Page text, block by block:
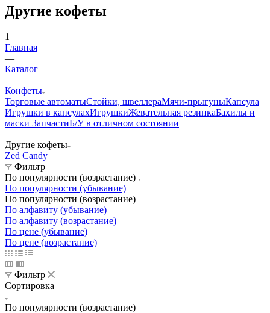
Другие кофеты
1
Главная
—
Каталог
—
Конфеты
Торговые автоматыСтойки, швеллераМячи-прыгуныКапсула
Игрушки в капсулахИгрушкиЖевательная резинкаБахилы и
маски ЗапчастиБ/У в отличном состоянии
—
Другие кофеты
Zed Candy
Фильтр
По популярности (возрастание)
По популярности (убывание)
По популярности (возрастание)
По алфавиту (убывание)
По алфавиту (возрастание)
По цене (убывание)
По цене (возрастание)
Фильтр
Сортировка
По популярности (возрастание)